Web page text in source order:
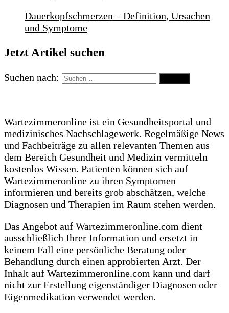
Dauerkopfschmerzen – Definition, Ursachen
und Symptome
Jetzt Artikel suchen
Suchen nach:
Wartezimmeronline ist ein Gesundheitsportal und
medizinisches Nachschlagewerk. Regelmäßige News
und Fachbeiträge zu allen relevanten Themen aus
dem Bereich Gesundheit und Medizin vermitteln
kostenlos Wissen. Patienten können sich auf
Wartezimmeronline zu ihren Symptomen
informieren und bereits grob abschätzen, welche
Diagnosen und Therapien im Raum stehen werden.
Das Angebot auf Wartezimmeronline.com dient
ausschließlich Ihrer Information und ersetzt in
keinem Fall eine persönliche Beratung oder
Behandlung durch einen approbierten Arzt. Der
Inhalt auf Wartezimmeronline.com kann und darf
nicht zur Erstellung eigenständiger Diagnosen oder
Eigenmedikation verwendet werden.